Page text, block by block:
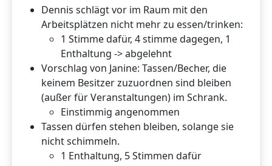
Dennis schlägt vor im Raum mit den
Arbeitsplätzen nicht mehr zu essen/trinken:
1 Stimme dafür, 4 stimme dagegen, 1
Enthaltung -> abgelehnt
Vorschlag von Janine: Tassen/Becher, die
keinem Besitzer zuzuordnen sind bleiben
(außer für Veranstaltungen) im Schrank.
Einstimmig angenommen
Tassen dürfen stehen bleiben, solange sie
nicht schimmeln.
1 Enthaltung, 5 Stimmen dafür